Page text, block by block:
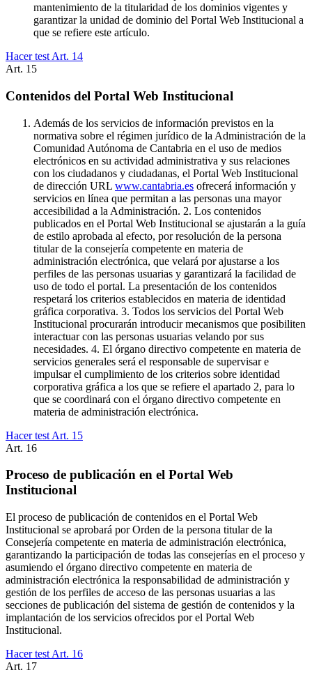
mantenimiento de la titularidad de los dominios vigentes y
garantizar la unidad de dominio del Portal Web Institucional a
que se refiere este artículo.
Hacer test Art. 14
Art. 15
Contenidos del Portal Web Institucional
Además de los servicios de información previstos en la
normativa sobre el régimen jurídico de la Administración de la
Comunidad Autónoma de Cantabria en el uso de medios
electrónicos en su actividad administrativa y sus relaciones
con los ciudadanos y ciudadanas, el Portal Web Institucional
de dirección URL www.cantabria.es ofrecerá información y
servicios en línea que permitan a las personas una mayor
accesibilidad a la Administración. 2. Los contenidos
publicados en el Portal Web Institucional se ajustarán a la guía
de estilo aprobada al efecto, por resolución de la persona
titular de la consejería competente en materia de
administración electrónica, que velará por ajustarse a los
perfiles de las personas usuarias y garantizará la facilidad de
uso de todo el portal. La presentación de los contenidos
respetará los criterios establecidos en materia de identidad
gráfica corporativa. 3. Todos los servicios del Portal Web
Institucional procurarán introducir mecanismos que posibiliten
interactuar con las personas usuarias velando por sus
necesidades. 4. El órgano directivo competente en materia de
servicios generales será el responsable de supervisar e
impulsar el cumplimiento de los criterios sobre identidad
corporativa gráfica a los que se refiere el apartado 2, para lo
que se coordinará con el órgano directivo competente en
materia de administración electrónica.
Hacer test Art. 15
Art. 16
Proceso de publicación en el Portal Web
Institucional
El proceso de publicación de contenidos en el Portal Web
Institucional se aprobará por Orden de la persona titular de la
Consejería competente en materia de administración electrónica,
garantizando la participación de todas las consejerías en el proceso y
asumiendo el órgano directivo competente en materia de
administración electrónica la responsabilidad de administración y
gestión de los perfiles de acceso de las personas usuarias a las
secciones de publicación del sistema de gestión de contenidos y la
implantación de los servicios ofrecidos por el Portal Web
Institucional.
Hacer test Art. 16
Art. 17